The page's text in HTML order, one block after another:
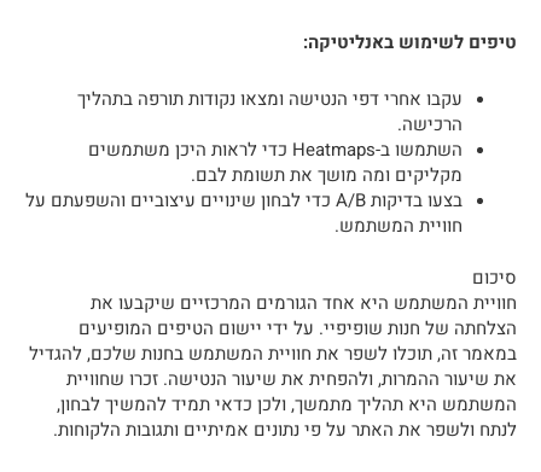
טיפים לשימוש באנליטיקה:
עקבו אחרי דפי הנטישה ומצאו נקודות תורפה בתהליך
הרכישה.
השתמשו ב-Heatmaps כדי לראות היכן משתמשים
מקליקים ומה מושך את תשומת לבם.
בצעו בדיקות A/B כדי לבחון שינויים עיצוביים והשפעתם על
חוויית המשתמש.
סיכום
חוויית המשתמש היא אחד הגורמים המרכזיים שיקבעו את
הצלחתה של חנות שופיפיי. על ידי יישום הטיפים המופיעים
במאמר זה, תוכלו לשפר את חוויית המשתמש בחנות שלכם, להגדיל
את שיעור ההמרות, ולהפחית את שיעור הנטישה. זכרו שחוויית
המשתמש היא תהליך מתמשך, ולכן כדאי תמיד להמשיך לבחון,
לנתח ולשפר את האתר על פי נתונים אמיתיים ותגובות הלקוחות.